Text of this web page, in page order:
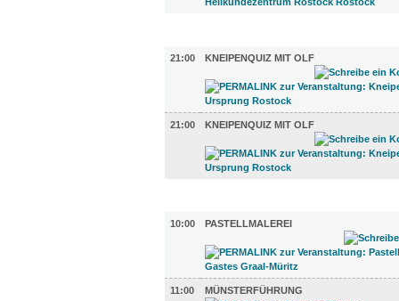
21:00
KNEIPENQUIZ MIT OLF
21:00 KNEIPENQUIZ MIT OLF
10:00
PASTELLMALEREI
11:00 MÜNSTERFÜHRUNG